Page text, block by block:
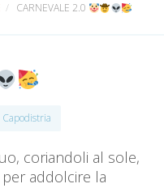
CARNEVALE 2.0
coriandoli al sole,
addolcire la